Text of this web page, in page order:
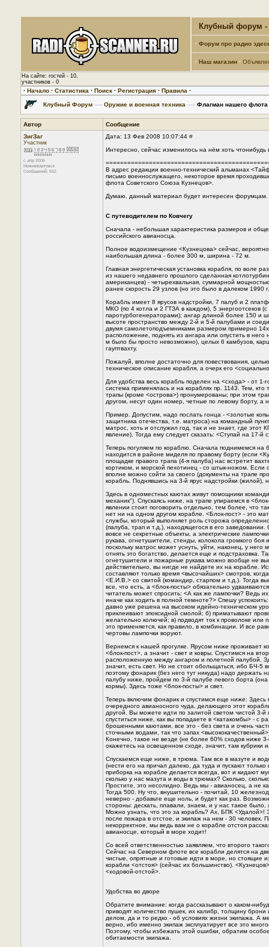
Клубный форум -
· Форум про радио
· Наш магазин ·
На сайте: гостей - 10,
участников - 0
· Начало · Статистика · Поиск · Регистрация · Правила ·
Клубный Форум —› Оружие и военная техника —› Флагман нашего
Автор
Сообщение
ЗигЗаг
Участник
с апр 2006
Нижневартовск
Сообщений: 552
Дата: 13 Фев 2008 10:07:44 #
Интересно, сейчас изменилось на нём хоть чтонибудь
В адрес редакции военно-технический альманах
письмо военнослужащего, некоторое время
флота Советского Союза Кузнецов>.
Думаю, данный материал будет интересен форумцам.
С путеводителем по Ковчегу
Сначала - небольшая характеристика размеров и
российского авианосца.
Полное водоизмещение <Кузнецова> сейчас,
наибольшая длина - более 300 м, ширина - 72 м.
Главная энергетическая установка корабля, по воле
из нашего недавнего прошлого сделанная
американцев) - четырехвальная, суммарной
ранее скорость 29 узлов (но это было в далеком 1990
Корабль имеет 8 ярусов надстройки, 7 палуб и 2
МКО (по 4 котла и 2 ГТЗА в каждом), 5 энергоотсеков (с
паротурбогенераторами); ангар длиной более 150 и
высоте пространство между 2-й и 5-й палубами и
двумя самолетоподъемниками размером примерно
расположение, поднять из ангара или опустить в
м было бы просто невозможно), целых 6 камбузов,
гауптвахту.
Пожалуй, вполне достаточно для повествования,
техническое описание корабля, а очерк его
Для удобства весь корабль поделен на <схода> - от 1-
система применялась и на кораблях пр. 1143. Тем,
трапы (кроме <острова>) пронумерованы; при этом
другом, несут один номер, четные по левому борту, а
Пример. Допустим, надо послать гонца - <золотые
защитника отечества, т.е. матроса) на командный
матрос, хоть и отслужил год, так и не знает, где этот
явление). Тогда ему следует сказать: <Ступай на 17-й
Теперь погуляем по кораблю. Сначала поднимемся на
находится в районе миделя по правому борту (если
площадке правого трапа (4-я палуба) нас встретит
кортиком, и морской пехотинец - со штык-ножом. Если
вполне можно сойти за своего (документы на трапе
корабль. Поднявшись на 3-й ярус надстройки (жилой),
Здесь в одноместных каютах живут помощники
механик"). Спускаясь ниже, на трапе упираемся в
явлении стоит поговорить отдельно, тем более, что
нет ни на одном другом корабле. <Блок-пост> - это
службы, который выполняет роль сторожа
(палуба, трап и т.д.), находящегося в его
вовсе не секретные объекты, а электрические
рукава, огнетушители, стенды, колокола громкого боя
поскольку матрос может уснуть, уйти, наконец, у него
отнять это богатство, делается еще и подстраховка.
огнетушители и пожарные рукава можно вообще не
действительно, вы нигде не найдете их на корабле.
составляют только время <высочайших> смотров,
<Е.И.В.> со свитой (командир, старпом и т.д.). Тогда
все, что есть, а <блок-посты> обязательно
читатель может спросить: <А как же лампочки? Ведь
иначе как ходить в полной темноте?> Спешу
давно уже решена на высоком идейно-техническом
приклеивают эпоксидной смолой; б) приматывают
желательно колючей; в) подводят ток к проволоке или
это применяется, как правило, в комбинации. И все
чертовы лампочки воруют.
Вернемся к нашей прогулке. Ярусом ниже проживает
<блок-пост>, а значит - свет и ковры. Спустимся на
расположенную между ангаром и полетной палубой.
значит, есть свет. Hо не стоит обольщаться, ибо БЧ-5
поэтому фонарик (без него тут никуда) надо держать
палубу ниже, пройдем по 3-й палубе левого борта
кормы). Здесь тоже <блок-посты> и свет.
Теперь включим фонарик и спустимся еще ниже:
очередного авианосного чуда, делающего этот
другой. Вы можете идти по залитой светом чистой 3-й
спуститься ниже, как вы попадаете в <катакомбы> - с
брошенными каютами, все это - без света и очень
сточными водами, так что запах
Конечно, такое не везде (не более 60% сходов ниже
окажетесь на освещенном сходе, значит, там кубрики
Спускаемся еще ниже, в трюма. Там все в мазуте и
(нести его на причал далеко, да туда и пускают
приборка на корабле делается всегда, вот и кидают
сколько у нас мазута и воды в трюмах? Сколько,
Простите, это несолидно. Ведь мы - авианосец, а не
Тогда 500. Hу что, внушительно - почитай, 10
неверно - добавьте еще ноль, и будет как раз.
стороны: дескать, плавали, знаем, и у нас такое было,
Можно узнать, что это за корабль? Ах, БПК <Удалой>!
после пожара в отстое, и экипаж на нем - 30 человек.
некорректное, мы ведь вам не о корабле отстоя
авианосце, который в море ходит!
Со всей ответственностью заявляем, что второго
Сейчас на Северном флоте все корабли делятся на
чистые, опрятные и готовые идти в море, но стоящие
корабли <отстоя> (сейчас их большинство).
<ходовой-отстой>.
Удобства во дворе
Обратите внимание: когда рассказывают о каком-
приводят количество пушек, их калибр, толщину
делом, да и то редко - об условиях жизни экипажа. А
верно, ибо именно экипаж эксплуатирует все это
Поэтому, чтобы избежать этой ошибки, обратим
обитаемости экипажа.